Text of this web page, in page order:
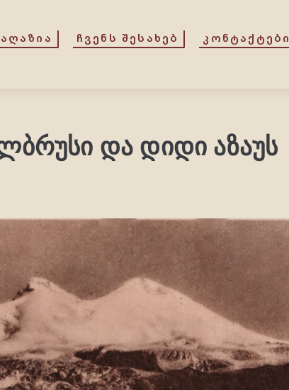
ᲩᲕᲔᲜᲡ ᲨᲔᲡᲐᲮᲔᲑ ᲙᲝᲜᲢᲐᲥᲢᲔᲑᲘ
და დიდი აზაუს